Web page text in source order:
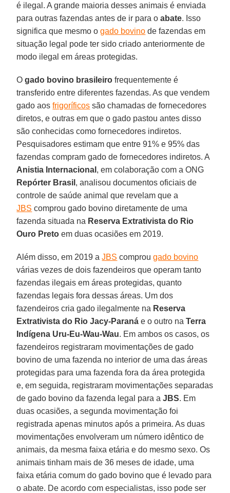
é ilegal. A grande maioria desses animais é enviada
para outras fazendas antes de ir para oabate. Isso
significa que mesmo ogado bovino de fazendas em
situação legal pode ter sido criado anteriormente de
modo ilegal em áreas protegidas.
Ogado bovino brasileiro frequentemente é
transferido entre diferentes fazendas. As que vendem
gado aosfrigoríficos são chamadas de fornecedores
diretos, e outras em que o gado pastou antes disso
são conhecidas como fornecedores indiretos.
Pesquisadores estimam que entre 91% e 95% das
fazendas compram gado de fornecedores indiretos. A
Anistia Internacional , em colaboração com a ONG
Repórter Brasil , analisou documentos oficiais de
controle de saúde animal que revelam que a
JBS comprou gado bovino diretamente de uma
fazenda situada na Reserva Extrativista do Rio
Ouro Preto em duas ocasiões em 2019.
Além disso, em 2019 aJBS comprougado bovino
várias vezes de dois fazendeiros que operam tanto
fazendas ilegais em áreas protegidas, quanto
fazendas legais fora dessas áreas. Um dos
fazendeiros cria gado ilegalmente na Reserva
Extrativista do Rio Jacy-Paraná e o outro naTerra
Indígena Uru-Eu-Wau-Wau. Em ambos os casos, os
fazendeiros registraram movimentações de gado
bovino de uma fazenda no interior de uma das áreas
protegidas para uma fazenda fora da área protegida
e, em seguida, registraram movimentações separadas
de gado bovino da fazenda legal para aJBS. Em
duas ocasiões, a segunda movimentação foi
registrada apenas minutos após a primeira. As duas
movimentações envolveram um número idêntico de
animais, da mesma faixa etária e do mesmo sexo. Os
animais tinham mais de 36 meses de idade, uma
faixa etária comum do gado bovino que é levado para
o abate. De acordo com especialistas, isso pode ser